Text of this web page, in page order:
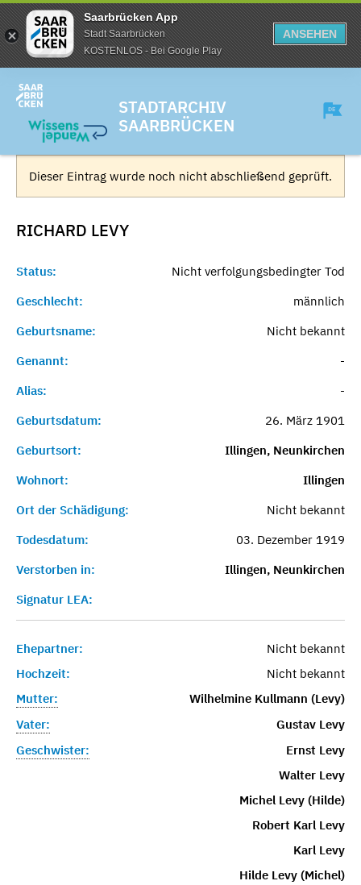
Saarbrücken App
Stadt Saarbrücken
KOSTENLOS - Bei Google Play
ANSEHEN
STADTARCHIV
SAARBRÜCKEN
Dieser Eintrag wurde noch nicht abschließend geprüft.
RICHARD LEVY
Status:
Nicht verfolgungsbedingter Tod
Geschlecht:
männlich
Geburtsname:
Nicht bekannt
Genannt:
-
Alias:
-
Geburtsdatum:
26. März 1901
Geburtsort:
Illingen, Neunkirchen
Wohnort:
Illingen
Ort der Schädigung:
Nicht bekannt
Todesdatum:
03. Dezember 1919
Verstorben in:
Illingen, Neunkirchen
Signatur LEA:
Ehepartner:
Nicht bekannt
Hochzeit:
Nicht bekannt
Mutter:
Wilhelmine Kullmann (Levy)
Vater:
Gustav Levy
Geschwister:
Ernst Levy
Walter Levy
Michel Levy (Hilde)
Robert Karl Levy
Karl Levy
Hilde Levy (Michel)